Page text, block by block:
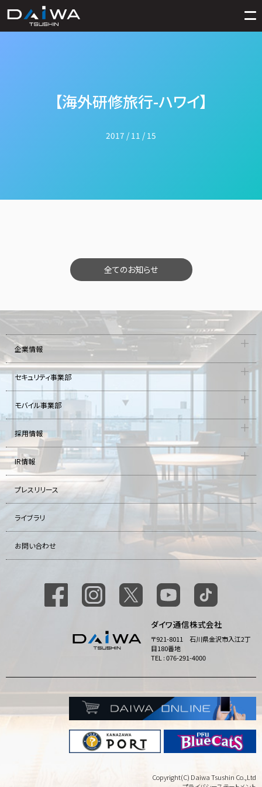
【海外研修旅行-ハワイ】
2017 / 11 / 15
全てのお知らせ
企業情報
セキュリティ事業部
モバイル事業部
採用情報
IR情報
プレスリリース
ライブラリ
お問い合わせ
ダイワ通信株式会社
〒921-8011 石川県金沢市入江2丁
目180番地
TEL : 076-291-4000
Copyright(C) Daiwa Tsushin Co.,Ltd